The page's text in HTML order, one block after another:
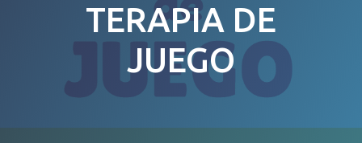
TERAPIA DE
JUEGO